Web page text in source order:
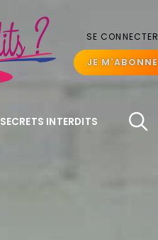
SE CONNECTER
JE M'ABONNE
SECRETS INTERDITS